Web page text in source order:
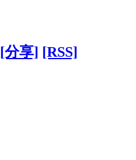
[分享] [RSS]